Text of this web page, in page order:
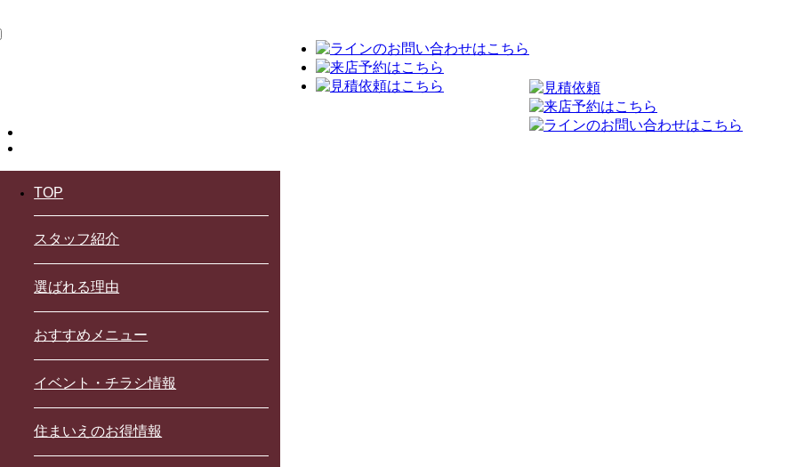
TOP
スタッフ紹介
選ばれる理由
おすすめメニュー
イベント・チラシ情報
住まいえのお得情報